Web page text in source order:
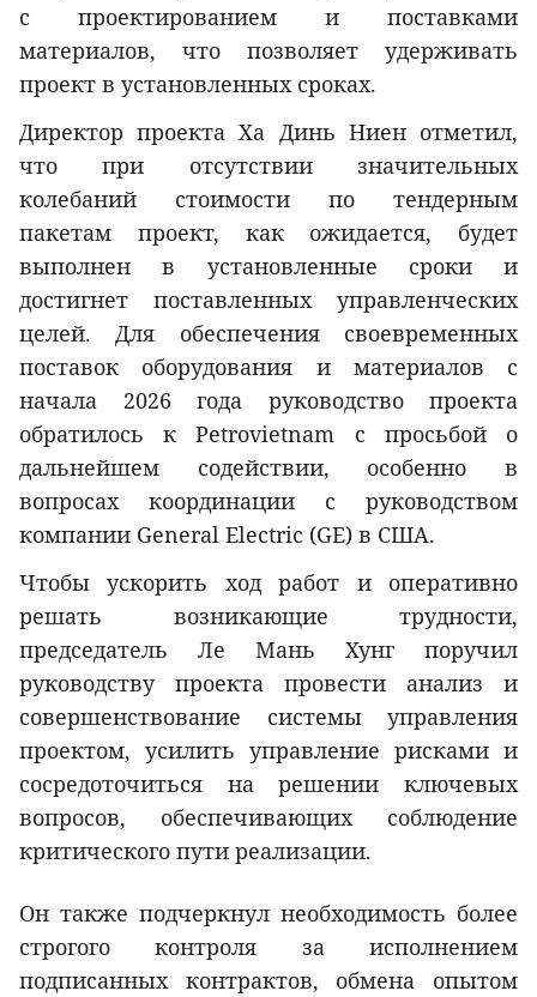
с проектированием и поставками
материалов, что позволяет удерживать
проект в установленных сроках.
Директор проекта Ха Динь Ниен отметил,
что при отсутствии значительных
колебаний стоимости по тендерным
пакетам проект, как ожидается, будет
выполнен в установленные сроки и
достигнет поставленных управленческих
целей. Для обеспечения своевременных
поставок оборудования и материалов с
начала 2026 года руководство проекта
обратилось к Petrovietnam с просьбой о
дальнейшем содействии, особенно в
вопросах координации с руководством
компании General Electric (GE) в США.
Чтобы ускорить ход работ и оперативно
решать возникающие трудности,
председатель Ле Мань Хунг поручил
руководству проекта провести анализ и
совершенствование системы управления
проектом, усилить управление рисками и
сосредоточиться на решении ключевых
вопросов, обеспечивающих соблюдение
критического пути реализации.
Он также подчеркнул необходимость более
строгого контроля за исполнением
подписанных контрактов, обмена опытом